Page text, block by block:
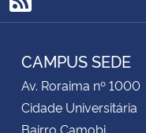
RSS
CAMPUS SEDE
Av. Roraima nº 1000
Cidade Universitária
Bairro Camobi